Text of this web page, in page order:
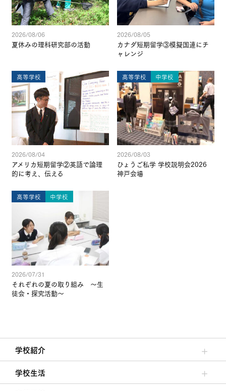
2026/08/06
夏休みの理科研究部の活動
2026/08/05
カナダ短期留学③模擬国連にチ
ャレンジ
高等学校
2026/08/04
アメリカ短期留学②英語で論理
的に考え、伝える
高等学校 中学校
2026/08/03
ひょうご私学 学校説明会2026
神戸会場
高等学校 中学校
2026/07/31
それぞれの夏の取り組み ～生
徒会・探究活動～
学校紹介
理事長/学園長メッセージ
安心して任せられる学校
沿革
施設・設備
大学合格実績
学校生活
クラブ活動・生徒会活動
夙川ブログ
制服紹介
夙川カレンダー